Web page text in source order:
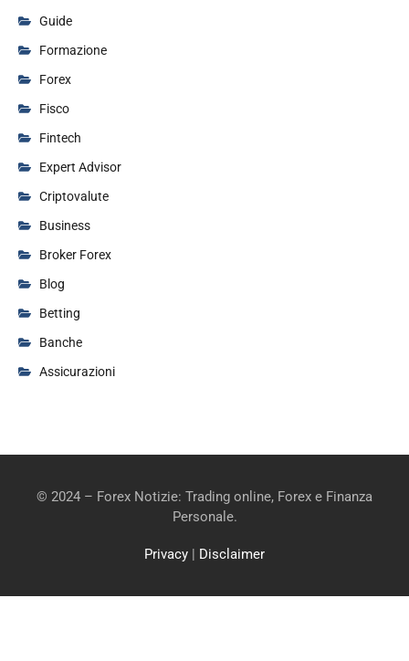
Guide
Formazione
Forex
Fisco
Fintech
Expert Advisor
Criptovalute
Business
Broker Forex
Blog
Betting
Banche
Assicurazioni
© 2024 – Forex Notizie: Trading online, Forex e Finanza
Personale.
Privacy Disclaimer